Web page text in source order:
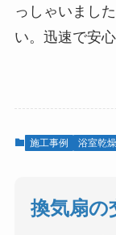
っしゃいまし
い。迅速で安
施工事例 浴室乾
換気扇の